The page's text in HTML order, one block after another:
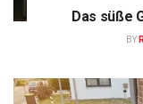
Das süße
BY